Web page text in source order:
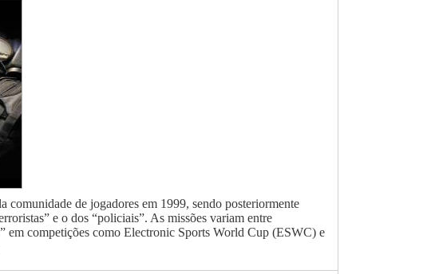
de jogadores em 1999, sendo posteriormente
e o dos “policiais”. As missões variam entre
em competições como Electronic Sports World Cup (ESWC) e